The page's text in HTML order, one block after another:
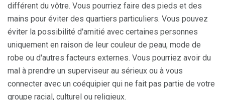
différent du vôtre. Vous pourriez faire des pieds et des
mains pour éviter des quartiers particuliers. Vous pouvez
éviter la possibilité d'amitié avec certaines personnes
uniquement en raison de leur couleur de peau, mode de
robe ou d'autres facteurs externes. Vous pourriez avoir du
mal à prendre un superviseur au sérieux ou à vous
connecter avec un coéquipier qui ne fait pas partie de votre
groupe racial, culturel ou religieux.